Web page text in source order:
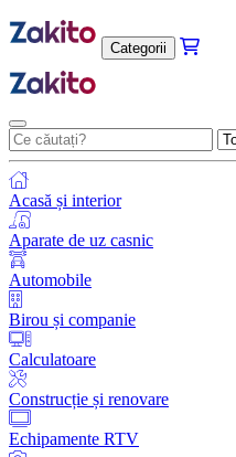
Categorii
Acasă și interior
Aparate de uz casnic
Automobile
Birou și companie
Calculatoare
Construcție și renovare
Echipamente RTV